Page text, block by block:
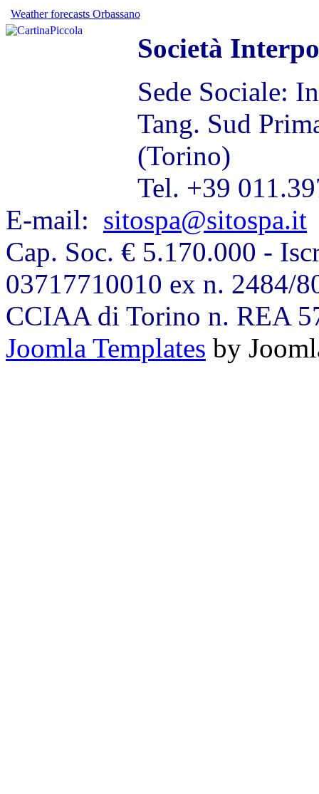
Weather forecasts Orbassano
Società
Sede Sociale:
Tang. Sud
(Torino)
Tel. +39
E-mail: sitospa@sitospa.it
Cap. Soc. € 5.170.000 -
03717710010 ex n. 2484/
CCIAA di Torino n. REA
Joomla Templates by